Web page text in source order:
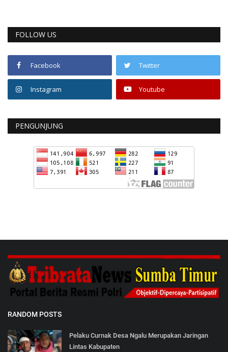
FOLLOW US
Facebook Twitter
Instagram Youtube
PENGUNJUNG
RANDOM POSTS
Pelaku Curnak Desa Ngalu Merupakan Jaringan
Lintas Kabupaten